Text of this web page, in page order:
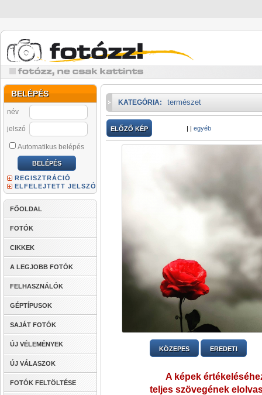
BELÉPÉS
név
jelszó
Automatikus belépés
REGISZTRÁCIÓ
ELFELEJTETT JELSZÓ
FŐOLDAL
FOTÓK
CIKKEK
A LEGJOBB FOTÓK
FELHASZNÁLÓK
GÉPTÍPUSOK
SAJÁT FOTÓK
ÚJ VÉLEMÉNYEK
ÚJ VÁLASZOK
FOTÓK FELTÖLTÉSE
KATEGÓRIA: természet
ELŐZŐ KÉP | | egyéb
KÖZEPES EREDETI
A képek
teljes szövegének